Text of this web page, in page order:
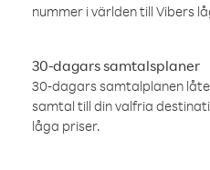
nummer i världen till Vibers
30-dagars samtalsplaner
30-dagars samtalplanen
samtal till din valfria
låga priser.